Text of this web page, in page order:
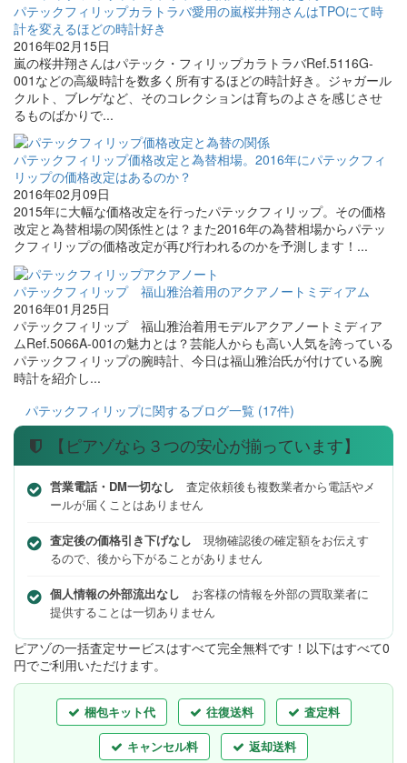
パテックフィリップカラトラバ愛用の嵐桜井翔さんはTPOにて時
計を変えるほどの時計好き
2016年02月15日
嵐の桜井翔さんはパテック・フィリップカラトラバRef.5116G-
001などの高級時計を数多く所有するほどの時計好き。ジャガール
クルト、ブレゲなど、そのコレクションは育ちのよさを感じさせ
るものばかりで...
パテックフィリップ価格改定と為替相場。2016年にパテックフィ
リップの価格改定はあるのか？
2016年02月09日
2015年に大幅な価格改定を行ったパテックフィリップ。その価格
改定と為替相場の関係性とは？また2016年の為替相場からパテッ
クフィリップの価格改定が再び行われるのかを予測します！...
パテックフィリップ 福山雅治着用のアクアノートミディアム
2016年01月25日
パテックフィリップ 福山雅治着用モデルアクアノートミディア
ムRef.5066A-001の魅力とは？芸能人からも高い人気を誇っている
パテックフィリップの腕時計、今日は福山雅治氏が付けている腕
時計を紹介し...
パテックフィリップに関するブログ一覧 (17件)
【ピアゾなら３つの安心が揃っています】
営業電話・DM一切なし 査定依頼後も複数業者から電話やメ
ールが届くことはありません
査定後の価格引き下げなし 現物確認後の確定額をお伝えす
るので、後から下がることがありません
個人情報の外部流出なし お客様の情報を外部の買取業者に
提供することは一切ありません
ピアゾの一括査定サービスはすべて完全無料です！以下はすべて0
円でご利用いただけます。
梱包キット代 往復送料
査定料
キャンセル料
返却送料